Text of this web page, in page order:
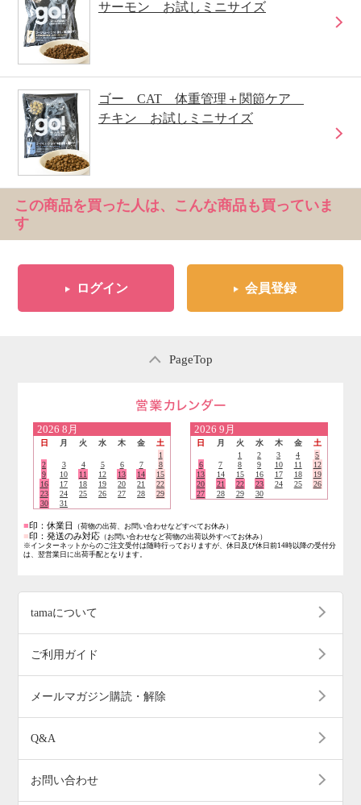
サーモン お試しミニサイズ
ゴー CAT 体重管理＋関節ケア
チキン お試しミニサイズ
この商品を買った人は、こんな商品も買っていま
す
ログイン 会員登録
PageTop
2026 8月
日 月 火 水 木 金
土
1
2
3 4 5 6 7
8
9
10 11 12 13 14
15
16
17 18 19 20 21
22
23
24 25 26 27 28
29
30
31
2026 9月
日 月 火 水 木 金
土
1
2 3 4
5
6
7 8 9 10 11
12
13
14 15 16 17 18
19
20
21 22 23 24 25
26
27
28 29 30
■印：休業日 （荷物の出荷、お問い合わせなどすべてお休み）
■印：発送のみ対応 （お問い合わせなど荷物の出荷以外すべてお休み）
※インターネットからのご注文受付は随時行っておりますが、休日及び休日前14時以降の受付分
は、翌営業日に出荷手配となります。
tamaについて
ご利用ガイド
メールマガジン購読・解除
Q&A
お問い合わせ